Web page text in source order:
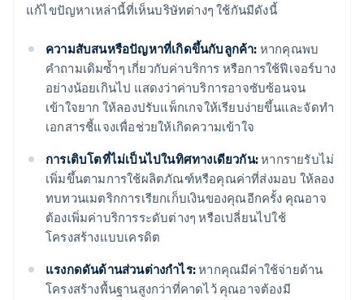
แก้ไขปัญหาเหล่านี้ที่เห็นบริษัทต่างๆ ใช้กันมีดังนี้
ความสับสนหรือปัญหาที่เกิดขึ้นกับลูกค้า: หากคุณพบ
คำถามเดิมซ้ำๆ เกี่ยวกับค่าบริการ หรือการใช้ฟีเจอร์บาง
อย่างน้อยเกินไป แสดงว่าค่าบริการอาจซับซ้อนจน
เข้าใจยาก ให้ลองปรับแพ็กเกจให้เรียบง่ายขึ้นและจัดทำ
เอกสารชี้แจงเพื่อช่วยให้เกิดความเข้าใจ
การเติบโตที่ไม่เป็นไปในทิศทางเดียวกัน:หากรายรับไม่
เพิ่มขึ้นตามการใช้ผลิตภัณฑ์หรือคุณค่าที่ส่งมอบ ให้ลอง
ทบทวนเมตริกการเรียกเก็บเงินของคุณอีกครั้ง คุณอาจ
ต้องเพิ่มค่าบริการระดับต่างๆ หรือเปลี่ยนไปใช้
โครงสร้างแบบเครดิต
แรงกดดันด้านส่วนต่างกำไร:หากคุณมีค่าใช้จ่ายด้าน
โครงสร้างพื้นฐานสูงกว่าที่คาดไว้ คุณอาจต้องมี